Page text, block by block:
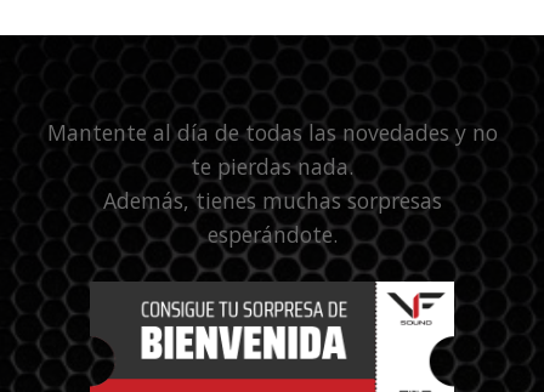
Mantente al día de todas las novedades y no
te pierdas nada.
Además, tienes muchas sorpresas
esperándote.